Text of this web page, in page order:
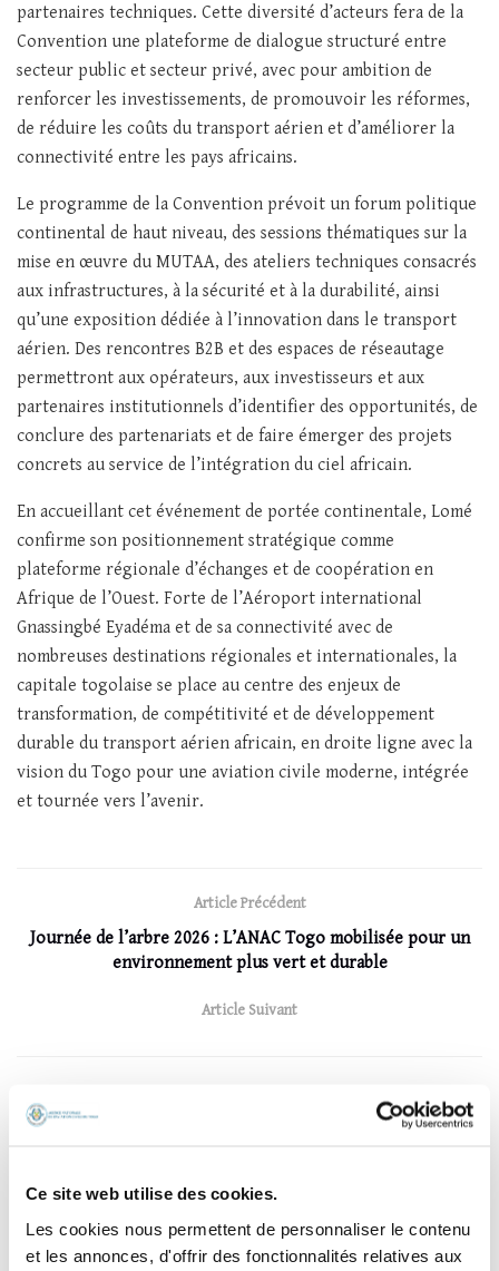
Ce site web utilise des cookies.
Les cookies nous permettent de personnaliser le contenu
et les annonces, d'offrir des fonctionnalités relatives aux
partenaires techniques. Cette diversité d’acteurs fera de la
Convention une plateforme de dialogue structuré entre
secteur public et secteur privé, avec pour ambition de
renforcer les investissements, de promouvoir les réformes,
de réduire les coûts du transport aérien et d’améliorer la
connectivité entre les pays africains.
Le programme de la Convention prévoit un forum politique
continental de haut niveau, des sessions thématiques sur la
mise en œuvre du MUTAA, des ateliers techniques consacrés
aux infrastructures, à la sécurité et à la durabilité, ainsi
qu’une exposition dédiée à l’innovation dans le transport
aérien. Des rencontres B2B et des espaces de réseautage
permettront aux opérateurs, aux investisseurs et aux
partenaires institutionnels d’identifier des opportunités, de
conclure des partenariats et de faire émerger des projets
concrets au service de l’intégration du ciel africain.
En accueillant cet événement de portée continentale, Lomé
confirme son positionnement stratégique comme
plateforme régionale d’échanges et de coopération en
Afrique de l’Ouest. Forte de l’Aéroport international
Gnassingbé Eyadéma et de sa connectivité avec de
nombreuses destinations régionales et internationales, la
capitale togolaise se place au centre des enjeux de
transformation, de compétitivité et de développement
durable du transport aérien africain, en droite ligne avec la
vision du Togo pour une aviation civile moderne, intégrée
et tournée vers l’avenir.
Article Précédent
Journée de l’arbre 2026 : L’ANAC Togo mobilisée pour un
environnement plus vert et durable
Article Suivant
Laisser un commentaire
indiqués avec*
Commentaire